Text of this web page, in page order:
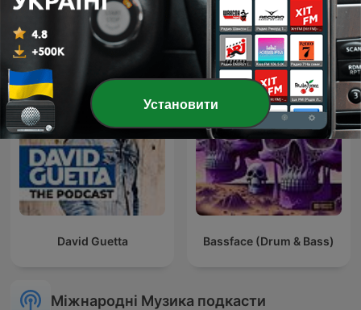
IROCK24/7 | CJMD 96,9
FM LÉVIS | L'ALTERNATIVE
RADIOPHONIQUE
¡Buenos días, Javi y Mar!
David Guetta Bassface (Drum & Bass)
Міжнародні Музика подкасти
Установити